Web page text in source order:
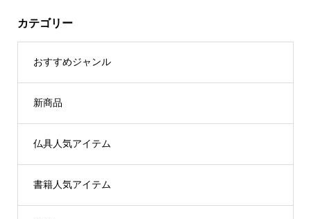
カテゴリー
おすすめジャンル
新商品
仏具人気アイテム
書籍人気アイテム